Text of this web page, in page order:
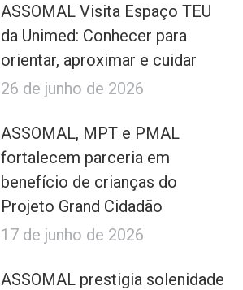
ASSOMAL Visita Espaço TEU
da Unimed: Conhecer para
orientar, aproximar e cuidar
26 de junho de 2026
ASSOMAL, MPT e PMAL
fortalecem parceria em
benefício de crianças do
Projeto Grand Cidadão
17 de junho de 2026
ASSOMAL prestigia solenidade